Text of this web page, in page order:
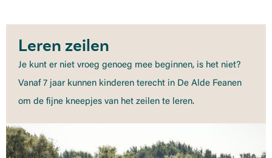
Leren zeilen
Je kunt er niet vroeg genoeg mee beginnen, is het niet?
Vanaf 7 jaar kunnen kinderen terecht in De Alde Feanen
om de fijne kneepjes van het zeilen te leren.